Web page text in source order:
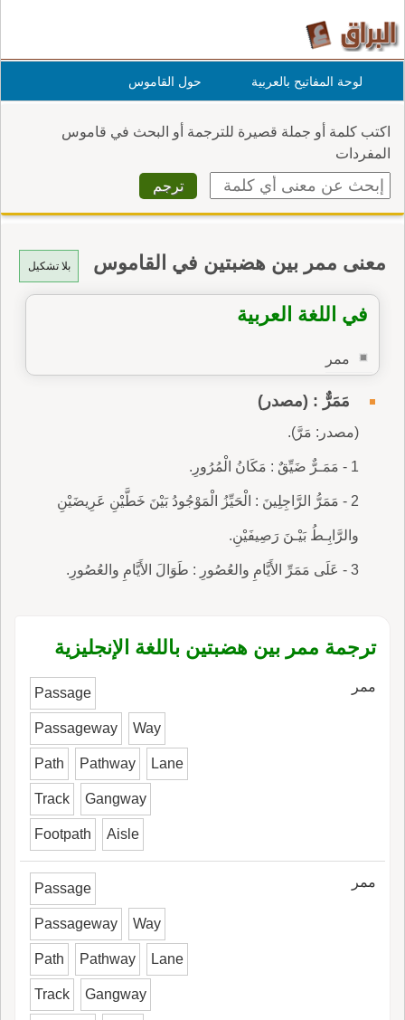
لوحة المفاتيح بالعربية حول القاموس
اكتب كلمة أو جملة قصيرة للترجمة أو البحث في قاموس
المفردات
بلا تشكيل معنى ممر بين هضبتين في القاموس
في اللغة العربية
ممر
مَمَرٌّ : (مصدر)
(مصدر: مَرَّ).
1 - مَمَـرٌّ ضَيِّقٌ : مَكَانُ الْمُرُورِ.
2 - مَمَرُّ الرَّاجِلِينَ : الْحَيِّزُ الْمَوْجُودُ بَيْنَ خَطَّيْنِ عَرِيضَيْنِ
والرَّابِـطُ بَيْـنَ رَصِيفَيْنِ.
3 - عَلَى مَمَرِّ الأَيَّامِ والعُصُورِ : طَوَالَ الأَيَّامِ والعُصُورِ.
ترجمة ممر بين هضبتين باللغة الإنجليزية
ممر Passage
Passageway Way
Path Pathway Lane
Track Gangway
Footpath Aisle
ممر Passage
Passageway Way
Path Pathway Lane
Track Gangway